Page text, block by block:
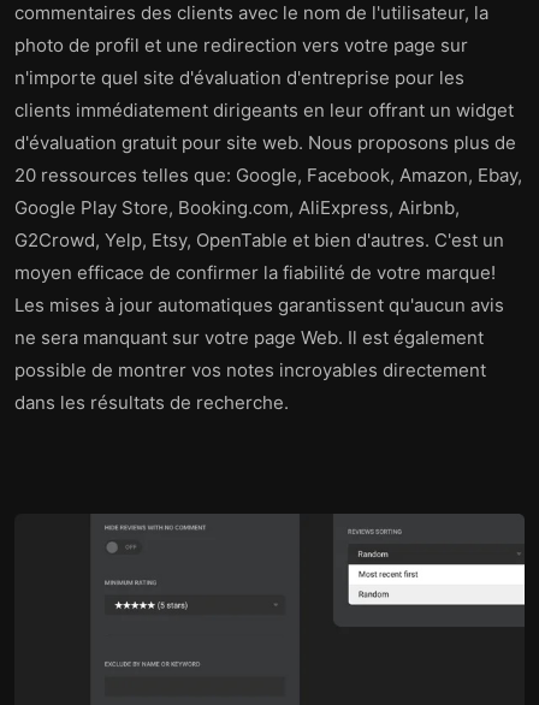
commentaires des clients avec le nom de l'utilisateur, la
photo de profil et une redirection vers votre page sur
n'importe quel site d'évaluation d'entreprise pour les
clients immédiatement dirigeants en leur offrant un widget
d'évaluation gratuit pour site web. Nous proposons plus de
20 ressources telles que: Google, Facebook, Amazon, Ebay,
Google Play Store, Booking.com, AliExpress, Airbnb,
G2Crowd, Yelp, Etsy, OpenTable et bien d'autres. C'est un
moyen efficace de confirmer la fiabilité de votre marque!
Les mises à jour automatiques garantissent qu'aucun avis
ne sera manquant sur votre page Web. Il est également
possible de montrer vos notes incroyables directement
dans les résultats de recherche.